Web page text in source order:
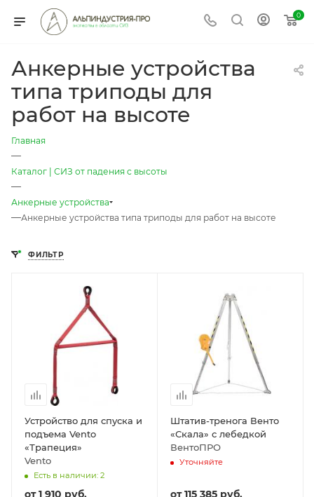
0
Анкерные устройства
типа триподы для
работ на высоте
Главная
—
Каталог | СИЗ от падения с высоты
—
Анкерные устройства
—Анкерные устройства типа триподы для работ на высоте
ФИЛЬТР
Устройство для спуска и
подъема Vento
«Трапеция»
Vento
Есть в наличии: 2
от1 910 руб.
Штатив-тренога Венто
«Скала» с лебедкой
ВентоПРО
Уточняйте
от115 385 руб.